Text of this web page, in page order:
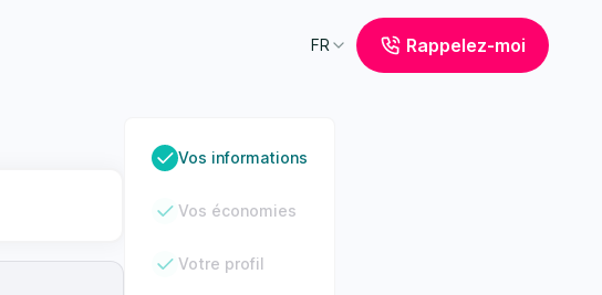
FR Rappelez-moi
Vos informations
Vos économies
Votre profil